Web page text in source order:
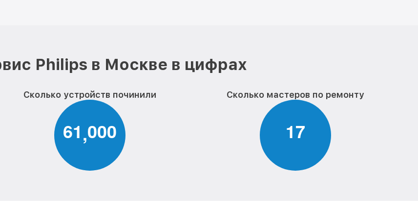
Philips в Москве в цифрах
Сколько устройств починили
61,000
Сколько мастеров по ремонту
17